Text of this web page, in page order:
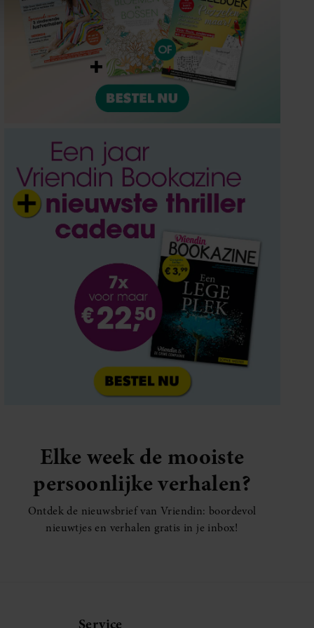
partners voor social
die u aan ze heeft
met onze cookies als u
Elke week de mooiste
persoonlijke verhalen?
Ontdek de nieuwsbrief van Vriendin: boordevol
nieuwtjes en verhalen gratis in je inbox!
Service